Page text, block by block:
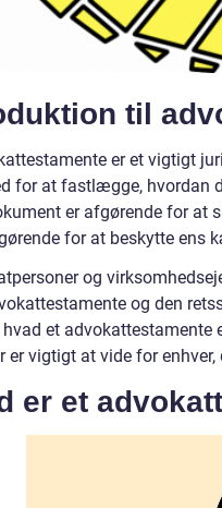
til
er et vigtigt
for at fastlægge, hvordan
er afgørende for at
for at beskytte ens
og
og den
hvad et advokattestamente
er vigtigt at vide for
er et